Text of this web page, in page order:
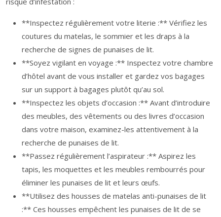
**Inspectez régulièrement votre literie :** Vérifiez les
coutures du matelas, le sommier et les draps à la
recherche de signes de punaises de lit.
**Soyez vigilant en voyage :** Inspectez votre chambre
d’hôtel avant de vous installer et gardez vos bagages
sur un support à bagages plutôt qu’au sol.
**Inspectez les objets d’occasion :** Avant d’introduire
des meubles, des vêtements ou des livres d’occasion
dans votre maison, examinez-les attentivement à la
recherche de punaises de lit.
**Passez régulièrement l’aspirateur :** Aspirez les
tapis, les moquettes et les meubles rembourrés pour
éliminer les punaises de lit et leurs œufs.
**Utilisez des housses de matelas anti-punaises de lit
:** Ces housses empêchent les punaises de lit de se